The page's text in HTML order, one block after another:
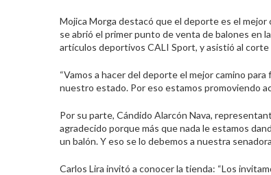
Mojica Morga destacó que el deporte es el
se abrió el primer punto de venta de balones en
artículos deportivos CALI Sport, y asistió al
“Vamos a hacer del deporte el mejor camino
nuestro estado. Por eso estamos promoviendo
Por su parte, Cándido Alarcón Nava,
agradecido porque más que nada le estamos
un balón. Y eso se lo debemos a nuestra
Carlos Lira invitó a conocer la tienda: “Los